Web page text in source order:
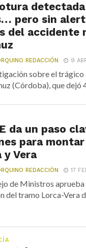
pero sin
del accidente
REDACCIÓN 9
sobre el
(Córdoba), que dejó
da un paso
para
y Vera
REDACCIÓN 17
de Ministros
del tramo Lorca-Vera